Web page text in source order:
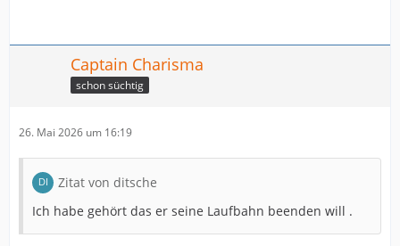
Captain Charisma
schon süchtig
26. Mai 2026 um 16:19
Zitat von ditsche
Ich habe gehört das er seine Laufbahn beenden will .